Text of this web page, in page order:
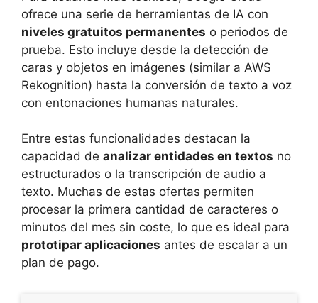
ofrece una serie de herramientas de IA con
niveles gratuitos permanentes o periodos de
prueba. Esto incluye desde la detección de
caras y objetos en imágenes (similar a AWS
Rekognition) hasta la conversión de texto a voz
con entonaciones humanas naturales.
Entre estas funcionalidades destacan la
capacidad de analizar entidades en textos no
estructurados o la transcripción de audio a
texto. Muchas de estas ofertas permiten
procesar la primera cantidad de caracteres o
minutos del mes sin coste, lo que es ideal para
prototipar aplicaciones antes de escalar a un
plan de pago.